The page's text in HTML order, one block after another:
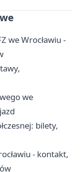
we Wrocławiu -
we
bilety,
- kontakt,